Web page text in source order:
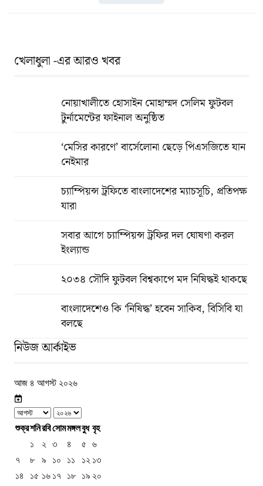
খেলাধুলা -এর আরও খবর
নোয়াখালীতে হোসাইন মোহাম্মদ সেলিম ফুটবল
টুর্নামেন্টের ফাইনাল অনুষ্ঠিত
‘মেসির কারণে’ বার্সেলোনা ছেড়ে পিএসজিতে যান
নেইমার
চ্যাম্পিয়ন্স ট্রফিতে বাংলাদেশের ম্যাচসূচি, প্রতিপক্ষ
যারা
সবার আগে চ্যাম্পিয়ন্স ট্রফির দল ঘোষণা করল
ইংল্যান্ড
২০৩৪ সৌদি ফুটবল বিশ্বকাপে মদ নিষিদ্ধই থাকছে
বাংলাদেশেও কি ‘নিষিদ্ধ’ হবেন সাকিব, বিসিবি যা
বলছে
নিউজ আর্কাইভ
আজ ৪ আগস্ট ২০২৬
শুক্রশনিরবিসোমমঙ্গলবুধ বৃহ
১
২ ৩ ৪ ৫
৬
৭
৮ ৯ ১০ ১১ ১২ ১৩
১৪
১৫ ১৬ ১৭ ১৮ ১৯ ২০